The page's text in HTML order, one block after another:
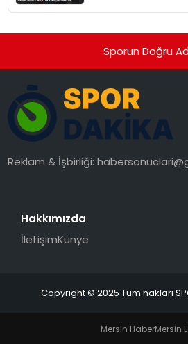
Sporun Doğru
Reklam & İşbirliği:
Hakkımızda
İletişimKünye
Copyright © 2025 Tüm hakları
Mersin HaberMersin